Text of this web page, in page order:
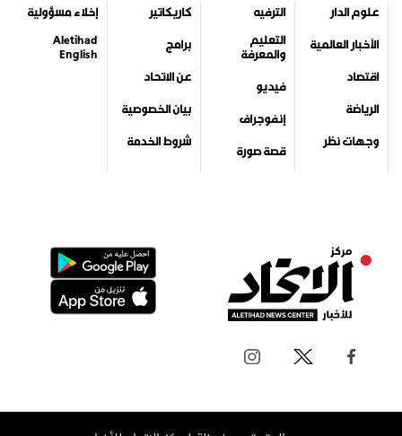
علوم الدار
الأخبار العالمية
اقتصاد
الرياضة
وجهات نظر
الترفيه
التعليم
والمعرفة
فيديو
إنفوجراف
قصة صورة
كاريكاتير
برامج
عن الاتحاد
بيان الخصوصية
شروط الخدمة
إخلاء مسؤولية
Aletihad
English